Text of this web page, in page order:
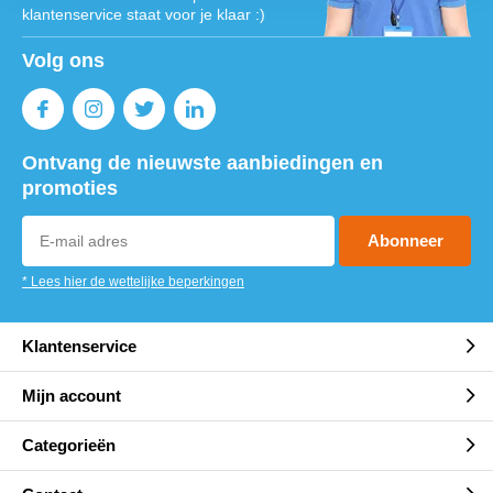
klantenservice staat voor je klaar :)
Volg ons
Ontvang de nieuwste aanbiedingen en
promoties
Abonneer
* Lees hier de wettelijke beperkingen
Klantenservice
Mijn account
Categorieën